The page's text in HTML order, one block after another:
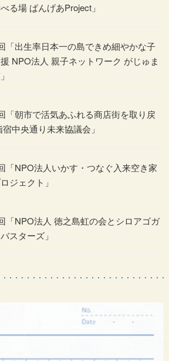
る場 ぱんげあProject」
「出生率日本一の島できめ細やかな子
NPO法人 親子ネットワーク がじゅま
「朝市で活気あふれる商店街を取り戻
中央通り未来協議会」
「NPO法人いかす・つなぐ入来空き家
ジェクト」
「NPO法人 徳之島虹の会とシロアゴガ
スターズ」